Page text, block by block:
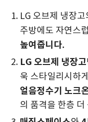
LG 오브제 냉장
주방에도 자연스
높여줍니다.
LG 오브제 냉장고
욱 스타일리시하
얼음정수기 노크
의 품격을 한층 더